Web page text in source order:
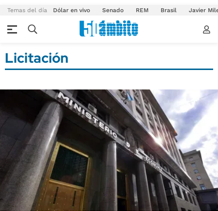
Temas del día Dólar en vivo Senado REM Brasil Javier
Licitación